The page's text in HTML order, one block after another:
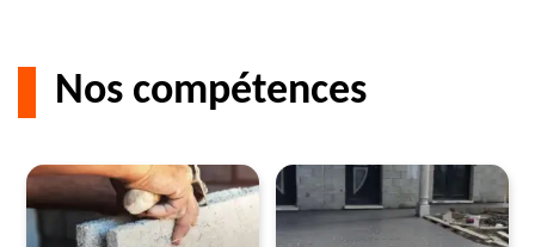
Nos compétences